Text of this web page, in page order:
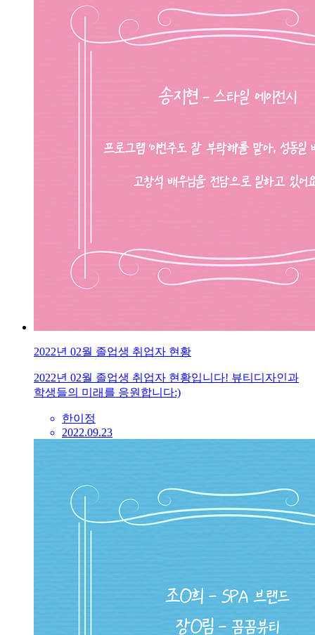
2022년 02월 졸업생 취업자 현황
2022년 02월 졸업생 취업자 현황입니다! 뷰티디자인과
학생들의 미래를 응원합니다:)
한이정
2022.09.23